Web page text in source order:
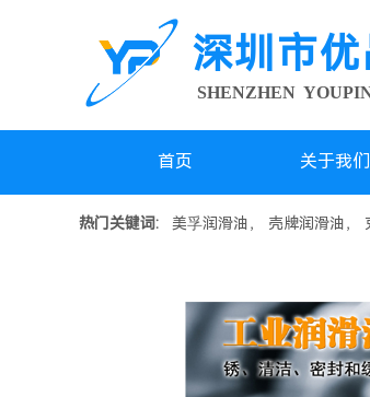
深圳市
SHENZHEN
首页 关于我们
热门关键词: 美孚润滑油， 壳牌润滑油，